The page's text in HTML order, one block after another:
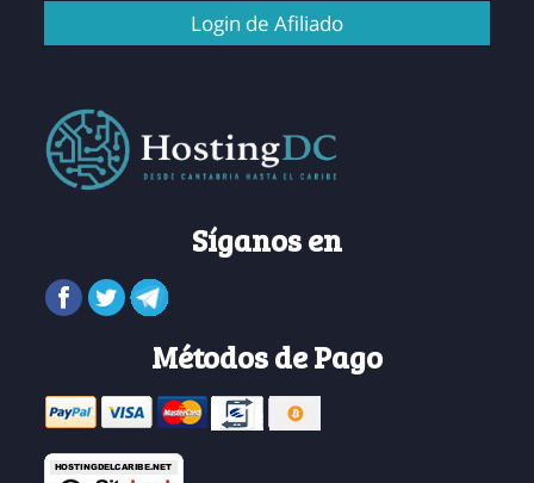
Login de Afiliado
Síganos en
Métodos de Pago